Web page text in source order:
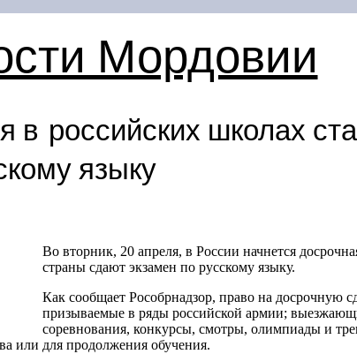
Мордовии
в российских школах
языку
Во вторник, 20 апреля, в России начнется
страны сдают экзамен по русскому языку.
Как сообщает Рособрнадзор, право на
призываемые в ряды российской армии;
соревнования, конкурсы, смотры, олимпиады и
или для продолжения обучения.